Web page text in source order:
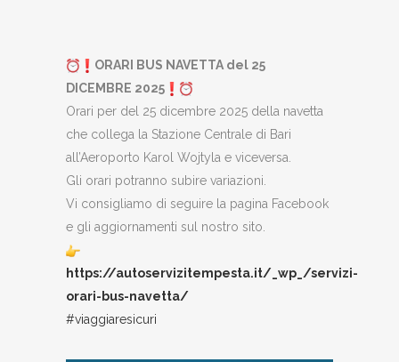
ORARI BUS NAVETTA del 25
DICEMBRE 2025
Orari per del 25 dicembre 2025 della navetta
che collega la Stazione Centrale di Bari
all’Aeroporto Karol Wojtyla e viceversa.
Gli orari potranno subire variazioni.
Vi consigliamo di seguire la pagina Facebook
e gli aggiornamenti sul nostro sito.
https://autoservizitempesta.it/_wp_/servizi-
orari-bus-navetta/
#viaggiaresicuri